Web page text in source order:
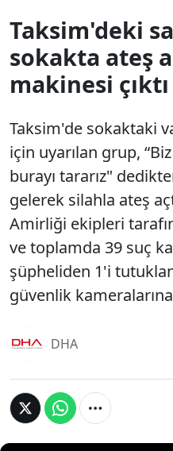
Taksim'deki
sokakta ateş
makinesi çıktı
Taksim'de sokaktaki
için uyarılan grup,
burayı tararız"
gelerek silahla ateş
Amirliği ekipleri
ve toplamda 39 suç
şüpheliden 1'i
güvenlik kameralarına
DHA